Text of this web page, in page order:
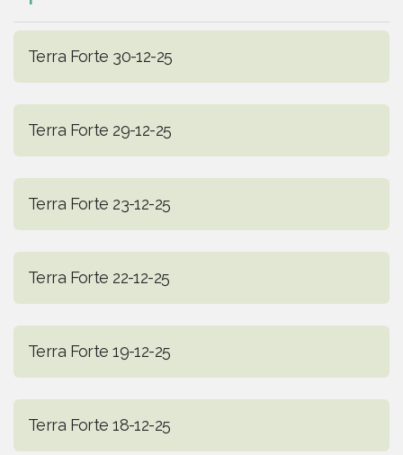
Terra Forte 30-12-25
Terra Forte 29-12-25
Terra Forte 23-12-25
Terra Forte 22-12-25
Terra Forte 19-12-25
Terra Forte 18-12-25